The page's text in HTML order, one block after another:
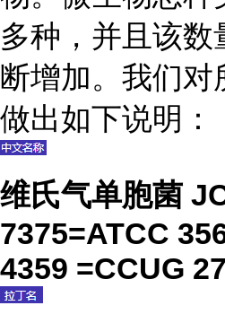
多种，并且该数
断增加。我们对
做出如下说明：
维氏气单胞菌
7375=ATCC
4359 =CCUG